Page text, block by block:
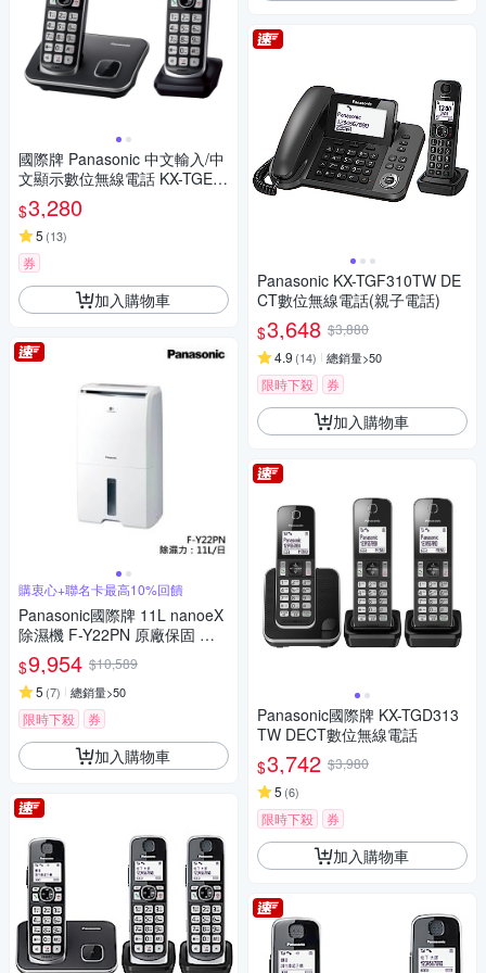
國際牌 Panasonic 中文輸入/中
文顯示數位無線電話 KX-TGE6
12TWB
$3,280
5 (13)
券
加入購物車
購衷心+聯名卡最高10%回饋
Panasonic國際牌 11L nanoeX
除濕機 F-Y22PN 原廠保固 智
慧節能
$9,954 $10,589
5 (7) 總銷量>50
限時下殺 券
加入購物車
Panasonic KX-TGF310TW DE
CT數位無線電話(親子電話)
$3,648 $3,880
4.9 (14) 總銷量>50
限時下殺 券
加入購物車
Panasonic國際牌 KX-TGD313
TW DECT數位無線電話
$3,742 $3,980
5 (6)
限時下殺 券
加入購物車